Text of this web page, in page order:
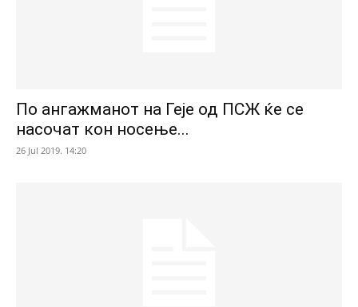
По ангажманот на Геје од ПСЖ ќе се
насочат кон носење...
26 Jul 2019. 14:20